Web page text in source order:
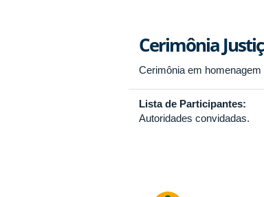
Cerimônia
Cerimônia em
Lista de Participantes:
Autoridades convidadas.